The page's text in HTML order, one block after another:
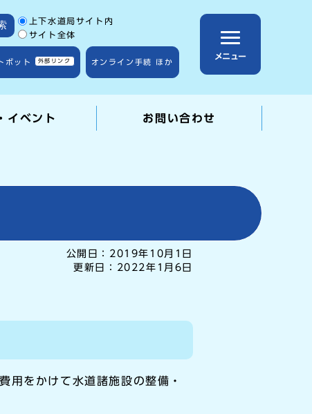
サイト内検索の範囲
上下水道局サイト内
サイト全体
ボット 外部リンク オンライン手続 ほか
メニュー
イベント お問い合わせ
公開日： 2019年10月1日
更新日：
2022年1月6日
用をかけて水道諸施設の整備・